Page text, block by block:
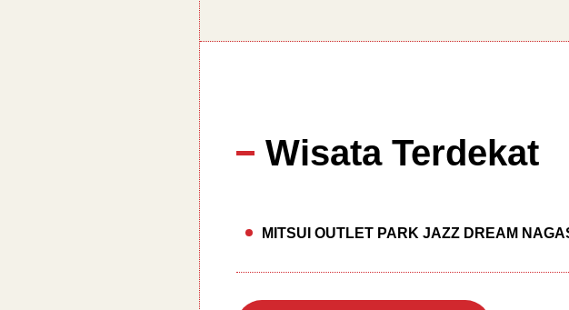
Wisata Terdekat
MITSUI OUTLET PARK JAZZ DREAM